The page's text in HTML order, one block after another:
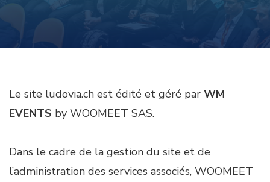
Le site ludovia.ch est édité et géré par WM
EVENTS by WOOMEET SAS.
Dans le cadre de la gestion du site et de
l’administration des services associés, WOOMEET